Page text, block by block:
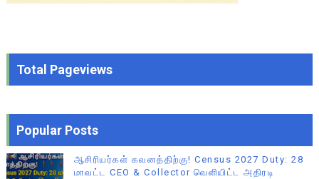
Total Pageviews
Popular Posts
ஆசிரியர்கள் கவனத்திற்கு! Census 2027 Duty: 28
மாவட்ட CEO & Collector வெளியிட்ட அதிரடி